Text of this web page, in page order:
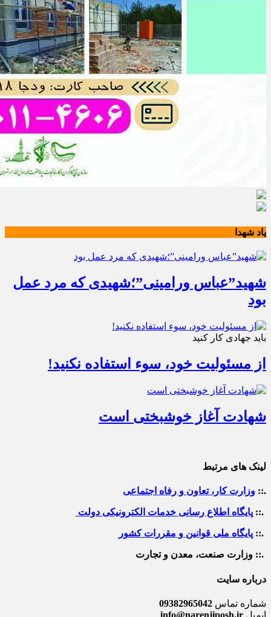
یاد شهدا
شهید”عباس ورامینی”؛شهیدی که مرد عمل
بود
باید جهادی کار کنید
از مسئولیت خود، سوء استفاده نکنید!
شهادت آغاز خوشبختی است
لینک های مرتبط
.:: وزارت کار، تعاون و رفاه اجتماعی
.:: پایگاه اطلاع رسانی خدمات الکترونیکی دولت
.:: پایگاه ملی قوانین و مقررات کشور
.:: وزارت صنعت، معدن و تجارت
درباره سایت
شماره تماس 09382965042
ایمیل info@narenjiposh.ir